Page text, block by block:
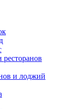
и лоджий